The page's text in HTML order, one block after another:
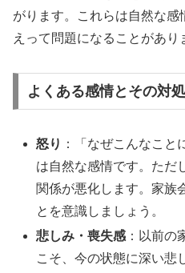
がります。これらは自然な
えって問題になることがあり
よくある感情とその対処
怒り ：「なぜこんなこと
は自然な感情です。ただ
関係が悪化します。家族
とを意識しましょう。
悲しみ・喪失感 ：以前の
こそ、今の状態に深い悲